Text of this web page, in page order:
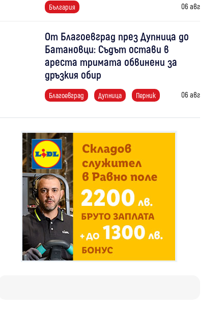
България 06 авг
От Благоевград през Дупница до
Батановци: Съдът остави в
ареста тримата обвинени за
дръзкия обир
Благоевград Дупница Перник 06 авг